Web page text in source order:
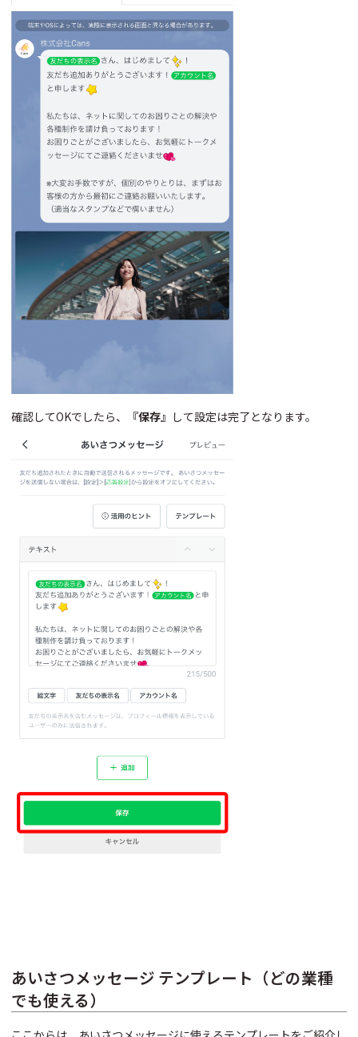
確認してOKでしたら、 『保存』 して設定は完了となります。
あいさつメッセージ テンプレート（どの業種
でも使える）